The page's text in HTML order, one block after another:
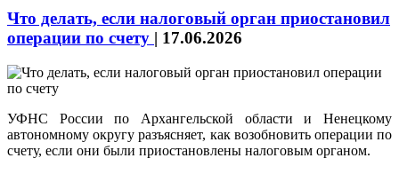
Что делать, если налоговый орган приостановил
операции по счету | 17.06.2026
УФНС России по Архангельской области и Ненецкому
автономному округу разъясняет, как возобновить операции по
счету, если они были приостановлены налоговым органом.